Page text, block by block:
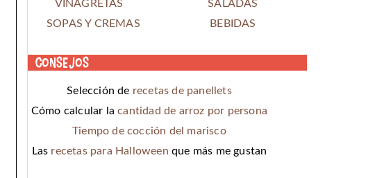
VINAGRETAS
SALADAS
SOPAS Y CREMAS
BEBIDAS
Consejos
Selección de recetas de panellets
Cómo calcular lacantidad de arroz por persona
Tiempo de cocción del marisco
Las recetas para Halloween que más me gustan